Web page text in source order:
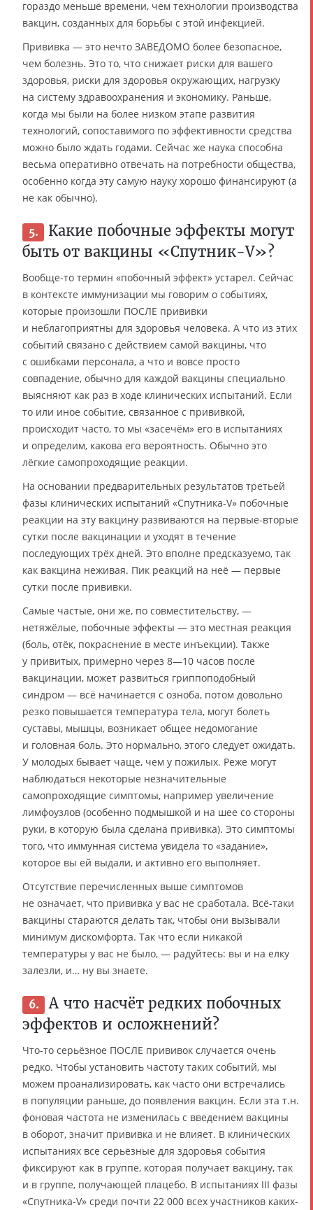
гораздо меньше времени, чем технологии производства
вакцин, созданных для борьбы с этой инфекцией.
Прививка — это нечто ЗАВЕДОМО более безопасное,
чем болезнь. Это то, что снижает риски для вашего
здоровья, риски для здоровья окружающих, нагрузку
на систему здравоохранения и экономику. Раньше,
когда мы были на более низком этапе развития
технологий, сопоставимого по эффективности средства
можно было ждать годами. Сейчас же наука способна
весьма оперативно отвечать на потребности общества,
особенно когда эту самую науку хорошо финансируют (а
не как обычно).
5.
Какие побочные эффекты могут
быть от вакцины «Спутник-V»?
Вообще-то термин «побочный эффект» устарел. Сейчас
в контексте иммунизации мы говорим о событиях,
которые произошли ПОСЛЕ прививки
и неблагоприятны для здоровья человека. А что из этих
событий связано с действием самой вакцины, что
с ошибками персонала, а что и вовсе просто
совпадение, обычно для каждой вакцины специально
выясняют как раз в ходе клинических испытаний. Если
то или иное событие, связанное с прививкой,
происходит часто, то мы «засечём» его в испытаниях
и определим, какова его вероятность. Обычно это
лёгкие самопроходящие реакции.
На основании предварительных результатов третьей
фазы клинических испытаний «Спутника-V» побочные
реакции на эту вакцину развиваются на первые-вторые
сутки после вакцинации и уходят в течение
последующих трёх дней. Это вполне предсказуемо, так
как вакцина неживая. Пик реакций на неё — первые
сутки после прививки.
Самые частые, они же, по совместительству, —
нетяжёлые, побочные эффекты — это местная реакция
(боль, отёк, покраснение в месте инъекции). Также
у привитых, примерно через 8—10 часов после
вакцинации, может развиться гриппоподобный
синдром — всё начинается с озноба, потом довольно
резко повышается температура тела, могут болеть
суставы, мышцы, возникает общее недомогание
и головная боль. Это нормально, этого следует ожидать.
У молодых бывает чаще, чем у пожилых. Реже могут
наблюдаться некоторые незначительные
самопроходящие симптомы, например увеличение
лимфоузлов (особенно подмышкой и на шее со стороны
руки, в которую была сделана прививка). Это симптомы
того, что иммунная система увидела то «задание»,
которое вы ей выдали, и активно его выполняет.
Отсутствие перечисленных выше симптомов
не означает, что прививка у вас не сработала. Всё-таки
вакцины стараются делать так, чтобы они вызывали
минимум дискомфорта. Так что если никакой
температуры у вас не было, — радуйтесь: вы и на елку
залезли, и… ну вы знаете.
6.
А что насчёт редких побочных
эффектов и осложнений?
Что-то серьёзное ПОСЛЕ прививок случается очень
редко. Чтобы установить частоту таких событий, мы
можем проанализировать, как часто они встречались
в популяции раньше, до появления вакцин. Если эта т.н.
фоновая частота не изменилась с введением вакцины
в оборот, значит прививка и не влияет. В клинических
испытаниях все серьёзные для здоровья события
фиксируют как в группе, которая получает вакцину, так
и в группе, получающей плацебо. В испытаниях III фазы
«Спутника-V» среди почти 22 000 всех участников каких-